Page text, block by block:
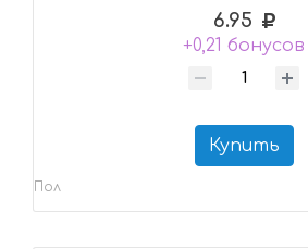
6.95
+0,21 бонусов
Купить
Пол